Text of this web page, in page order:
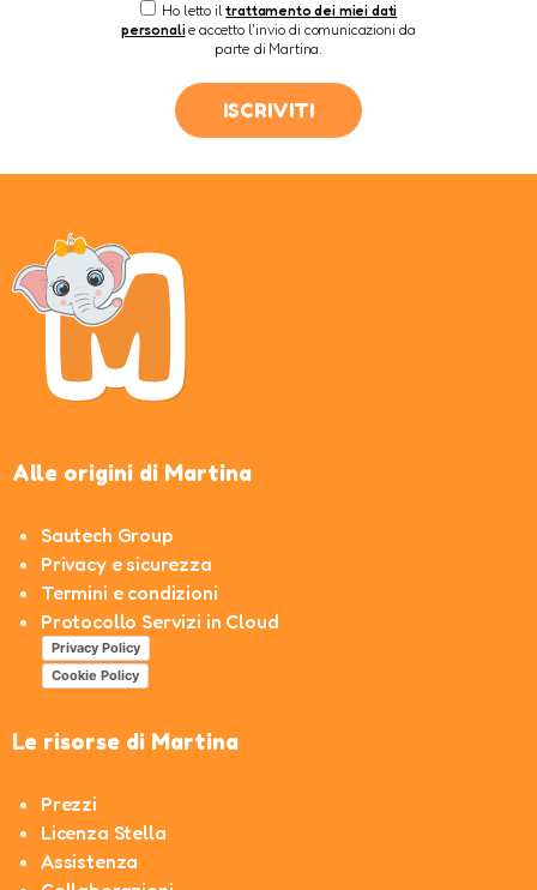
Ho letto iltrattamento dei miei dati
personalie accetto l'invio di comunicazioni da
parte di Martina.
ISCRIVITI
Alle origini di Martina
Sautech Group
Privacy e sicurezza
Termini e condizioni
Protocollo Servizi in Cloud
Privacy Policy
Cookie Policy
Le risorse di Martina
Prezzi
Licenza Stella
Assistenza